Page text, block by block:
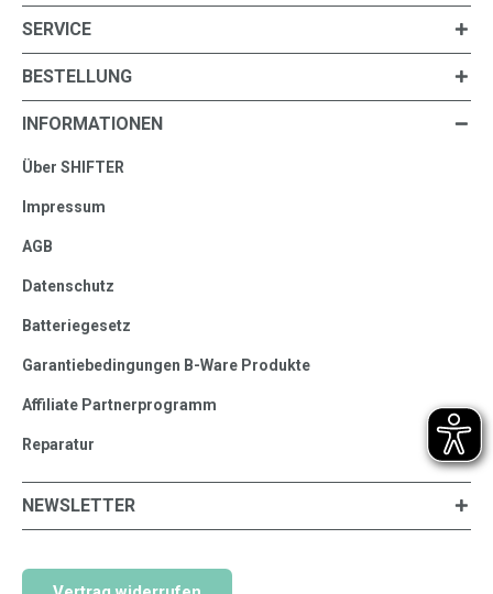
SERVICE
BESTELLUNG
INFORMATIONEN
Über SHIFTER
Impressum
AGB
Datenschutz
Batteriegesetz
Garantiebedingungen B-Ware Produkte
Affiliate Partnerprogramm
Reparatur
NEWSLETTER